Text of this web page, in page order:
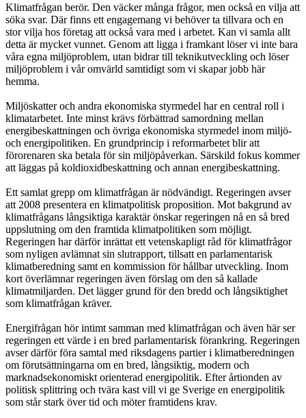
Klimatfrågan berör. Den väcker många frågor, men också en vilja att
söka svar. Där finns ett engagemang vi behöver ta tillvara och en
stor vilja hos företag att också vara med i arbetet. Kan vi samla allt
detta är mycket vunnet. Genom att ligga i framkant löser vi inte bara
våra egna miljöproblem, utan bidrar till teknikutveckling och löser
miljöproblem i vår omvärld samtidigt som vi skapar jobb här
hemma.
Miljöskatter och andra ekonomiska styrmedel har en central roll i
klimatarbetet. Inte minst krävs förbättrad samordning mellan
energibeskattningen och övriga ekonomiska styrmedel inom miljö-
och energipolitiken. En grundprincip i reformarbetet blir att
förorenaren ska betala för sin miljöpåverkan. Särskild fokus kommer
att läggas på koldioxidbeskattning och annan energibeskattning.
Ett samlat grepp om klimatfrågan är nödvändigt. Regeringen avser
att 2008 presentera en klimatpolitisk proposition. Mot bakgrund av
klimatfrågans långsiktiga karaktär önskar regeringen nå en så bred
uppslutning om den framtida klimatpolitiken som möjligt.
Regeringen har därför inrättat ett vetenskapligt råd för klimatfrågor
som nyligen avlämnat sin slutrapport, tillsatt en parlamentarisk
klimatberedning samt en kommission för hållbar utveckling. Inom
kort överlämnar regeringen även förslag om den så kallade
klimatmiljarden. Det lägger grund för den bredd och långsiktighet
som klimatfrågan kräver.
Energifrågan hör intimt samman med klimatfrågan och även här ser
regeringen ett värde i en bred parlamentarisk förankring. Regeringen
avser därför föra samtal med riksdagens partier i klimatberedningen
om förutsättningarna om en bred, långsiktig, modern och
marknadsekonomiskt orienterad energipolitik. Efter årtionden av
politisk splittring och tvära kast vill vi ge Sverige en energipolitik
som står stark över tid och möter framtidens krav.